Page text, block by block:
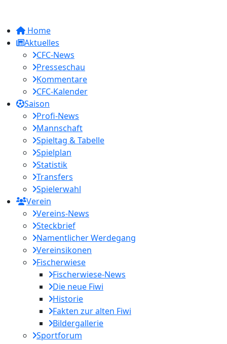
Home
Aktuelles
CFC-News
Presseschau
Kommentare
CFC-Kalender
Saison
Profi-News
Mannschaft
Spieltag & Tabelle
Spielplan
Statistik
Transfers
Spielerwahl
Verein
Vereins-News
Steckbrief
Namentlicher Werdegang
Vereinsikonen
Fischerwiese
Fischerwiese-News
Die neue Fiwi
Historie
Fakten zur alten Fiwi
Bildergallerie
Sportforum